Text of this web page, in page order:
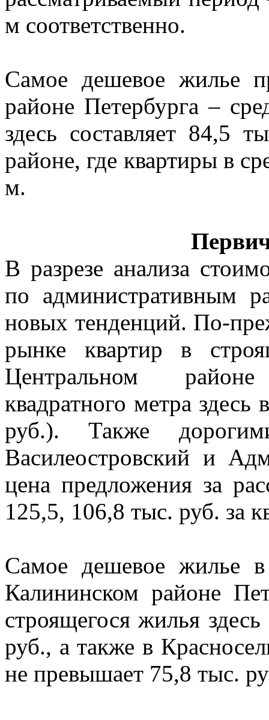
м соответственно.
Самое дешевое жилье
районе Петербурга –
здесь составляет 84,5
районе, где квартиры в
м.
В разрезе анализа
по административным
новых тенденций. По-
рынке квартир в
Центральном
квадратного метра здесь
руб.). Также
Василеостровский и
цена предложения за
125,5, 106,8 тыс. руб. за
Самое дешевое жилье в
Калининском районе
строящегося жилья
руб., а также в
не превышает 75,8 тыс.